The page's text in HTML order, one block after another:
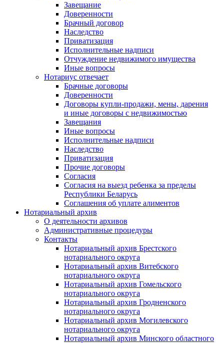
Завещание
Доверенности
Брачный договор
Наследство
Приватизация
Исполнительные надписи
Отчуждение недвижимого имущества
Иные вопросы
Нотариус отвечает
Брачные договоры
Доверенности
Договоры купли-продажи, мены, дарения
и иные договоры с недвижимостью
Завещания
Иные вопросы
Исполнительные надписи
Наследство
Приватизация
Прочие договоры
Согласия
Согласия на выезд ребенка за пределы
Республики Беларусь
Соглашения об уплате алиментов
Нотариальный архив
О деятельности архивов
Административные процедуры
Контакты
Нотариальный архив Брестского
нотариального округа
Нотариальный архив Витебского
нотариального округа
Нотариальный архив Гомельского
нотариального округа
Нотариальный архив Гродненского
нотариального округа
Нотариальный архив Могилевского
нотариального округа
Нотариальный архив Минского областного